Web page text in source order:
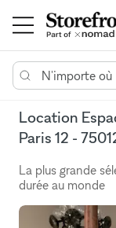
N'importe où
Location
Paris 12 -
La plus grande
durée au monde